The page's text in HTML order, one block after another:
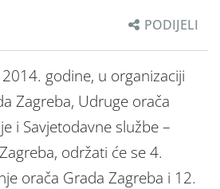
PODIJELI
godine, u organizaciji
Zagreba, Udruge orača
i Savjetodavne službe –
održati će se 4.
orača Grada Zagreba i 12.